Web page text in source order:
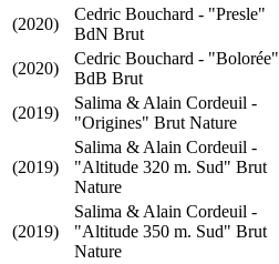
(2020)
Cedric Bouchard - "Presle"
BdN Brut
(2020)
Cedric Bouchard - "Bolorée"
BdB Brut
(2019)
Salima & Alain Cordeuil -
"Origines" Brut Nature
(2019)
Salima & Alain Cordeuil -
"Altitude 320 m. Sud" Brut
Nature
(2019)
Salima & Alain Cordeuil -
"Altitude 350 m. Sud" Brut
Nature